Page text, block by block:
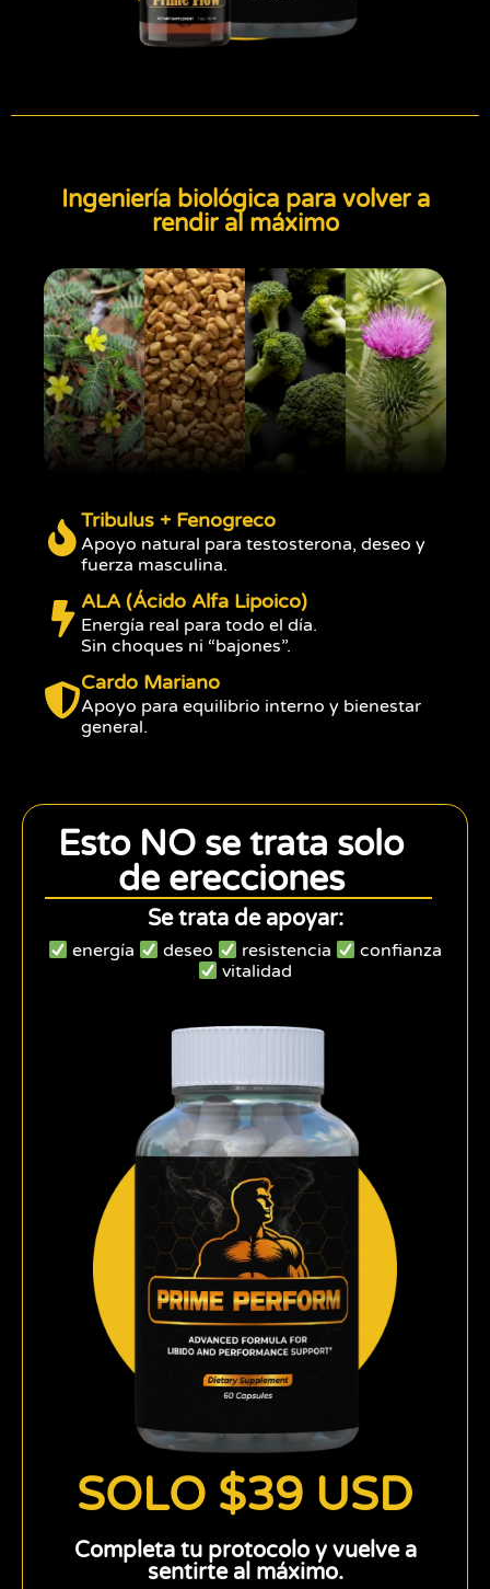
Ingeniería biológica para volver a
rendir al máximo
Tribulus + Fenogreco
Apoyo natural para testosterona, deseo y
fuerza masculina.
ALA (Ácido Alfa Lipoico)
Energía real para todo el día.
Sin choques ni “bajones”.
Cardo Mariano
Apoyo para equilibrio interno y bienestar
general.
Esto NO se trata solo
de erecciones
Se trata de apoyar:
energía deseo resistencia
confianza
vitalidad
SOLO $39 USD
Completa tu protocolo y vuelve a
sentirte al máximo.